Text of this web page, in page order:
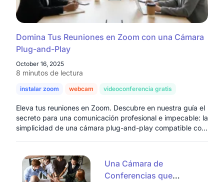
Domina Tus Reuniones en Zoom con una Cámara
Plug-and-Play
October 16, 2025
8 minutos de lectura
instalar zoom webcam videoconferencia gratis
Eleva tus reuniones en Zoom. Descubre en nuestra guía el
secreto para una comunicación profesional e impecable: la
simplicidad de una cámara plug-and-play compatible con
Una Cámara de
Conferencias que